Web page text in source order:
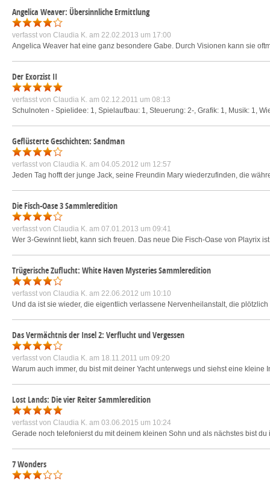
Angelica Weaver: Übersinnliche Ermittlung
verfasst von Claudia K. am 22.02.2013 um 17:00
Angelica Weaver hat eine ganz besondere Gabe. Durch Visionen kann sie
Der Exorzist II
verfasst von Claudia K. am 02.12.2011 um 08:13
Schulnoten - Spielidee: 1, Spielaufbau: 1, Steuerung: 2-, Grafik: 1, Musik: 1,
Geflüsterte Geschichten: Sandman
verfasst von Claudia K. am 04.05.2012 um 12:57
Jeden Tag hofft der junge Jack, seine Freundin Mary wiederzufinden, die
Die Fisch-Oase 3 Sammleredition
verfasst von Claudia K. am 07.01.2013 um 09:41
Wer 3-Gewinnt liebt, kann sich freuen. Das neue Die Fisch-Oase von Playrix
Trügerische Zuflucht: White Haven Mysteries Sammleredition
verfasst von Claudia K. am 22.06.2012 um 10:10
Und da ist sie wieder, die eigentlich verlassene Nervenheilanstalt, die
Das Vermächtnis der Insel 2: Verflucht und Vergessen
verfasst von Claudia K. am 18.11.2011 um 09:20
Warum auch immer, du bist mit deiner Yacht unterwegs und siehst eine
Lost Lands: Die vier Reiter Sammleredition
verfasst von Claudia K. am 03.06.2015 um 10:24
Gerade noch telefonierst du mit deinem kleinen Sohn und als nächstes bist
7 Wonders